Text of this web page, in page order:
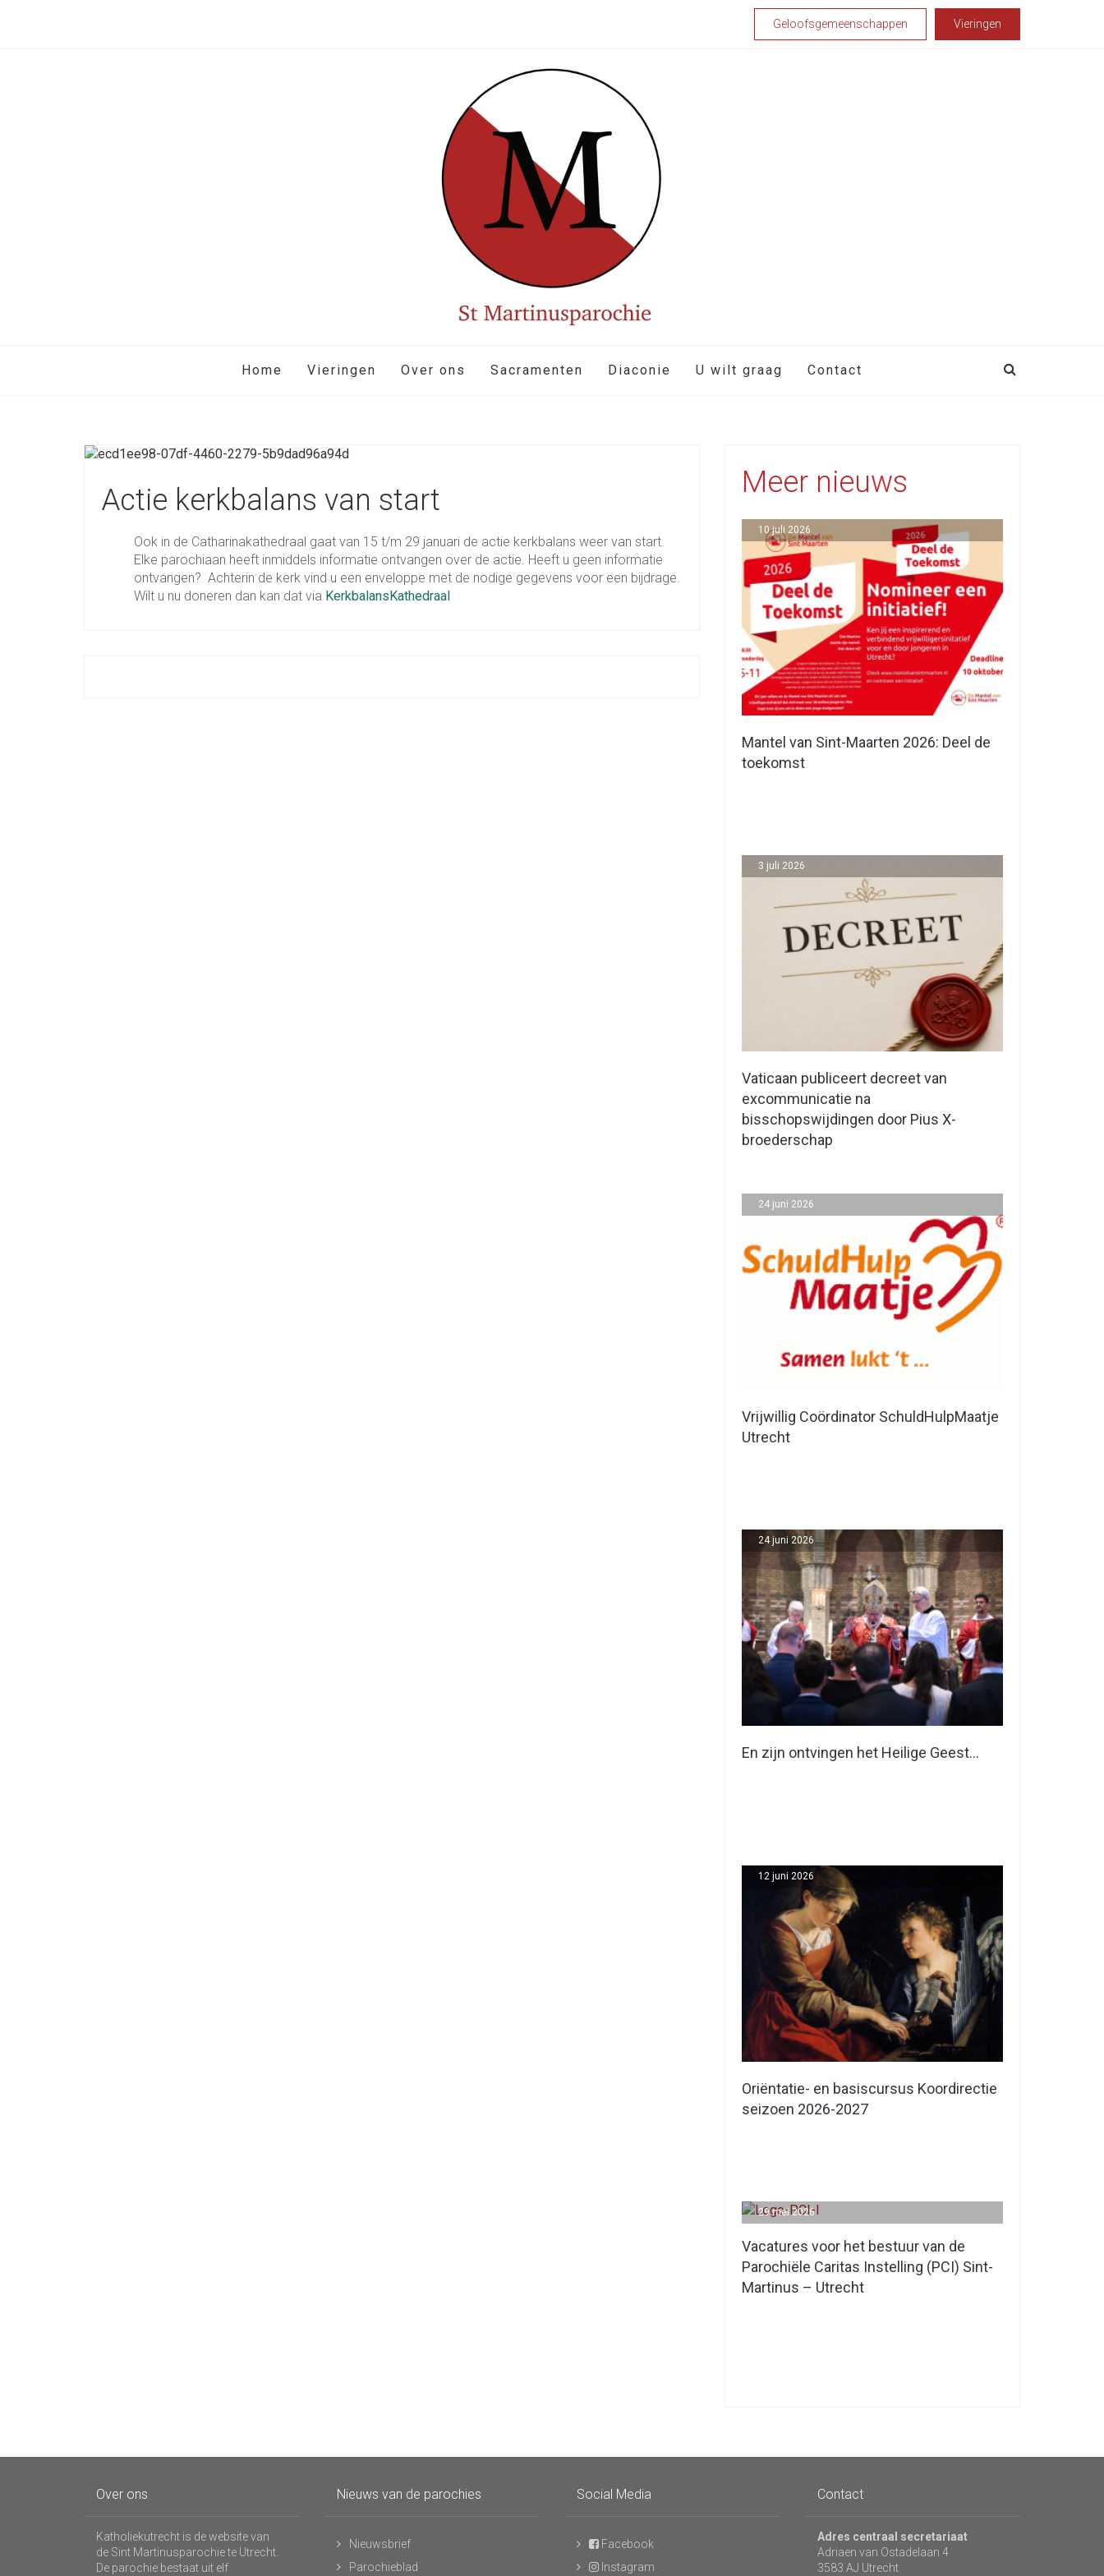
Geloofsgemeenschappen Vieringen
Home Vieringen Over ons Sacramenten Diaconie U wilt graag Contact
Actie kerkbalans van start
Ook in de Catharinakathedraal gaat van 15 t/m 29 januari de actie kerkbalans weer van start.
Elke parochiaan heeft inmiddels informatie ontvangen over de actie. Heeft u geen informatie
ontvangen? Achterin de kerk vind u een enveloppe met de nodige gegevens voor een bijdrage.
Wilt u nu doneren dan kan dat via KerkbalansKathedraal
Meer nieuws
Mantel van Sint-Maarten 2026: Deel de
toekomst
10 juli 2026
Vaticaan publiceert decreet van
excommunicatie na
bisschopswijdingen door Pius X-
broederschap
3 juli 2026
Vrijwillig Coördinator SchuldHulpMaatje
Utrecht
24 juni 2026
En zijn ontvingen het Heilige Geest…
24 juni 2026
Oriëntatie- en basiscursus Koordirectie
seizoen 2026-2027
12 juni 2026
Vacatures voor het bestuur van de
Parochiële Caritas Instelling (PCI) Sint-
Martinus – Utrecht
29 mei 2026
Over ons
Katholiekutrecht is de website van
de Sint Martinusparochie te Utrecht.
De parochie bestaat uit elf
Nieuws van de parochies
Nieuwsbrief
Parochieblad
Social Media
Facebook
Instagram
Contact
Adres centraal secretariaat
Adriaen van Ostadelaan 4
3583 AJ Utrecht